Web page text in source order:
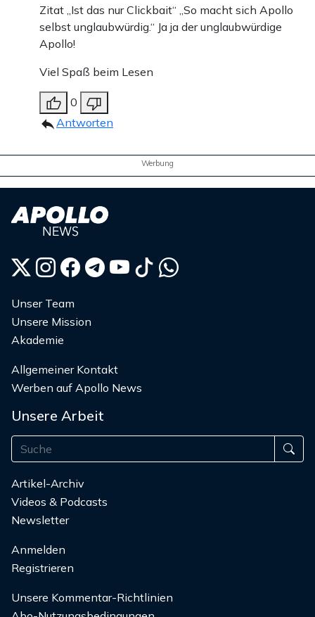
Zitat „Ist das nur Clickbait“ „So macht sich Apollo
selbst unglaubwürdig.“ Ja ja der unglaubwürdige
Apollo!
Viel Spaß beim Lesen
0
Antworten
Werbung
Unser Team
Unsere Mission
Akademie
Allgemeiner Kontakt
Werben auf Apollo News
Unsere Arbeit
Artikel-Archiv
Videos & Podcasts
Newsletter
Anmelden
Registrieren
Unsere Kommentar-Richtlinien